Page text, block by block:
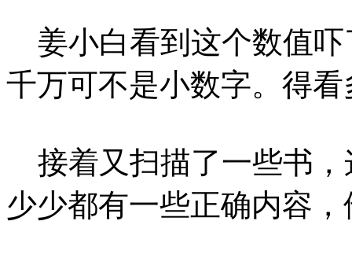
姜小白看到这个数值吓
千万可不是小数字。得
接着又扫描了一些书，
少少都有一些正确内容